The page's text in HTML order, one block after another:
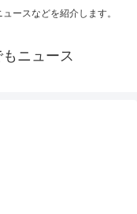
ースなどを紹介します。
ニュース